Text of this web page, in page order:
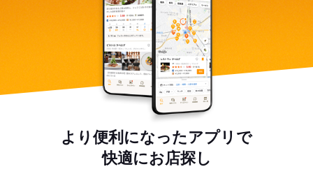
より便利になったアプリで
快適にお店探し